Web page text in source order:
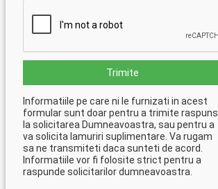
Trimite
Informatiile pe care ni le furnizati in acest
formular sunt doar pentru a trimite raspuns
la solicitarea Dumneavoastra, sau pentru a
va solicita lamuriri suplimentare. Va rugam
sa ne transmiteti daca sunteti de acord.
Informatiile vor fi folosite strict pentru a
raspunde solicitarilor dumneavoastra.